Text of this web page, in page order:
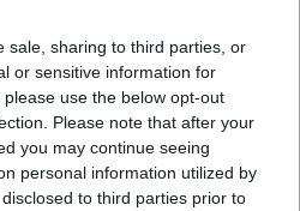
sale, sharing to third parties, or
or sensitive information for
use the below opt-out
Please note that after your
you may continue seeing
personal information utilized by
to third parties prior to